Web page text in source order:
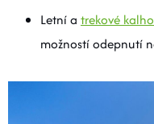
Letní a trekové
možností odepnutí